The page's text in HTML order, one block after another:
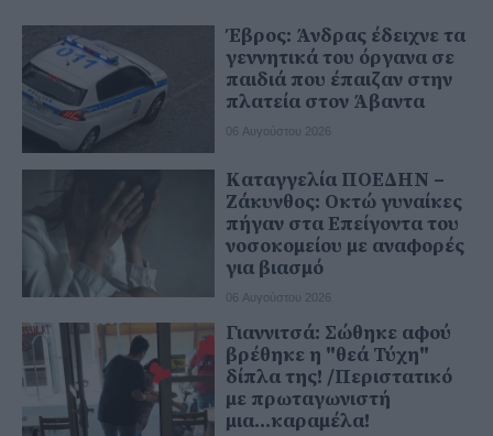
Έβρος: Άνδρας έδειχνε τα
γεννητικά του όργανα σε
παιδιά που έπαιζαν στην
πλατεία στον Άβαντα
06 Αυγούστου 2026
Καταγγελία ΠΟΕΔΗΝ –
Ζάκυνθος: Οκτώ γυναίκες
πήγαν στα Επείγοντα του
νοσοκομείου με αναφορές
για βιασμό
06 Αυγούστου 2026
Γιαννιτσά: Σώθηκε αφού
βρέθηκε η "θεά Τύχη"
δίπλα της! /Περιστατικό
με πρωταγωνιστή
μια...καραμέλα!